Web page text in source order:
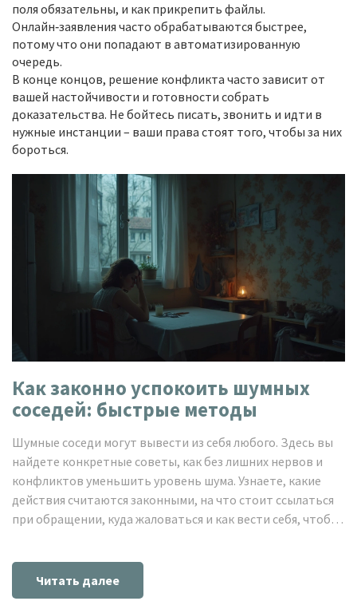
поля обязательны, и как прикрепить файлы.
Онлайн‑заявления часто обрабатываются быстрее,
потому что они попадают в автоматизированную
очередь.
В конце концов, решение конфликта часто зависит от
вашей настойчивости и готовности собрать
доказательства. Не бойтесь писать, звонить и идти в
нужные инстанции – ваши права стоят того, чтобы за них
бороться.
Как законно успокоить шумных
соседей: быстрые методы
Шумные соседи могут вывести из себя любого. Здесь вы
найдете конкретные советы, как без лишних нервов и
конфликтов уменьшить уровень шума. Узнаете, какие
действия считаются законными, на что стоит ссылаться
при обращении, куда жаловаться и как вести себя, чтобы
столкнулись с этой проблемой, читайте, что реально
работает.
Читать далее